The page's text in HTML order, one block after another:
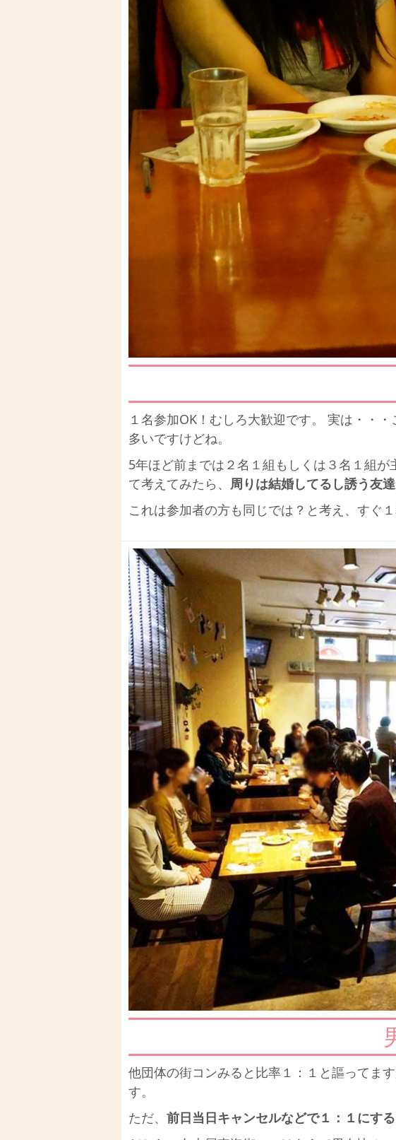
１名参加OK！むしろ大歓迎です。 実は・・
多いですけどね。
5年ほど前までは２名１組もしくは３名１組
て考えてみたら、 周りは結婚してるし誘う友
これは参加者の方も同じでは？と考え、すぐ１
他団体の街コンみると比率１：１と謳ってま
す。
ただ、 前日当日キャンセルなどで１：１にす